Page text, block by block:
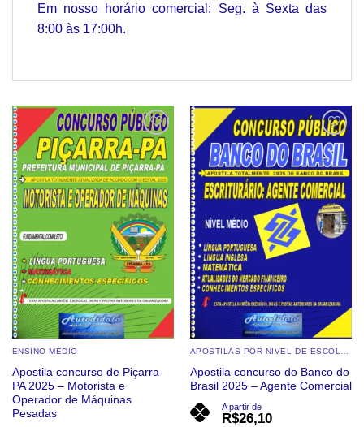
Em nosso horário comercial: Seg. à Sexta das
8:00 às 17:00h.
Add to
wishlist
ENSINO MÉDIO
Apostila concurso de Piçarra-
PA 2025 – Motorista e
Operador de Máquinas
Pesadas
Add to
wishlist
Apostila concurso do Banco do
Brasil 2025 – Agente Comercial
A partir de
R$26,10